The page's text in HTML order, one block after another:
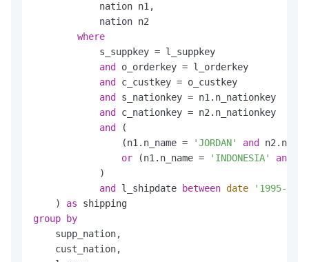
            nation n1,
            nation n2
where
            s_suppkey
= l_suppkey
and
o_orderkey = l_orderkey
and
c_custkey = o_custkey
and
s_nationkey = n1.n_nationkey
and
c_nationkey = n2.n_nationkey
and
(
                (n1.n_name
= 'JORDAN' and
or (n1.n_name = 'INDONESIA' and
            )
and
l_shipdate between date
'1995-01-
    )
as
group
by
    supp_nation,
    cust_nation,